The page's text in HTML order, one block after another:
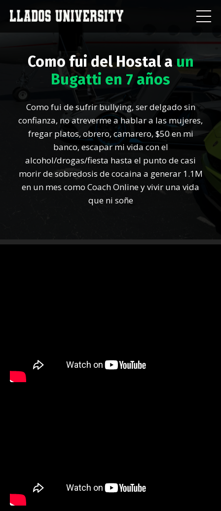
Como fui del Hostal a un
Bugatti en 7 años
Como fui de sufrir bullying, ser delgado sin
confianza, no atreverme a hablar a las mujeres,
fregar platos, obrero, camarero, $50 en mi
banco, escapar mi vida con el
alcohol/drogas/fiesta hasta el punto de casi
morir de sobredosis de cocaina a generar 1.1M
en un mes como Coach Online y vivir una vida
que ni soñe